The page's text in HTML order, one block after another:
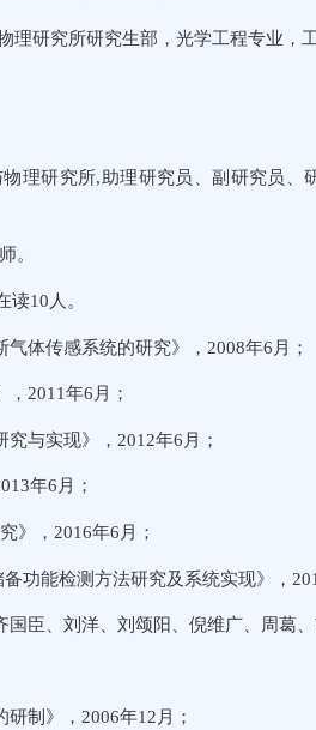
理研究所研究生部，光学工程专业，工
理研究所,助理研究员、副研究员
。
10人。
体传感系统的研究》，2008年6月；
2011年6月；
与实现》，2012年6月；
年6月；
》，2016年6月；
功能检测方法研究及系统实现》，
臣、刘洋、刘颂阳、倪维广、周葛、
制》，2006年12月；